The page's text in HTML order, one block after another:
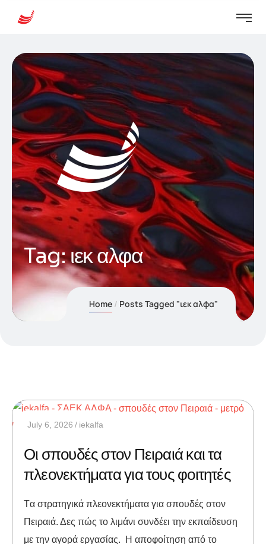
Tag:ιεκ αλφα
Home Posts Tagged "ιεκ αλφα"
July 6, 2026 iekalfa
Οι σπουδές στον Πειραιά και τα
πλεονεκτήματα για τους φοιτητές
Tα στρατηγικά πλεονεκτήματα για σπουδές στον
Πειραιά. Δες πώς το λιμάνι συνδέει την εκπαίδευση
με την αγορά εργασίας. Η αποφοίτηση από το